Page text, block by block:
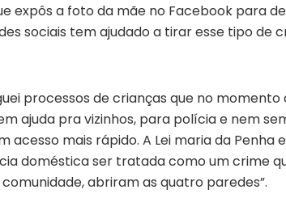
expôs a foto da mãe no Facebook para
sociais tem ajudado a tirar esse tipo de
processos de crianças que no
ajuda pra vizinhos, para polícia e nem
acesso mais rápido. A Lei maria da Penha
doméstica ser tratada como um crime
abriram as quatro paredes”.